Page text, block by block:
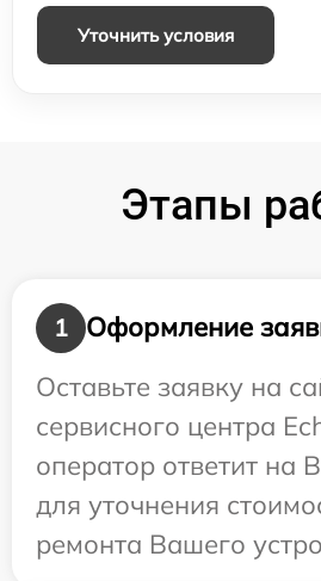
Уточнить условия
Этапы
1
Оформление
Оставьте заявку на
сервисного центра
оператор ответит на
для уточнения
ремонта Вашего